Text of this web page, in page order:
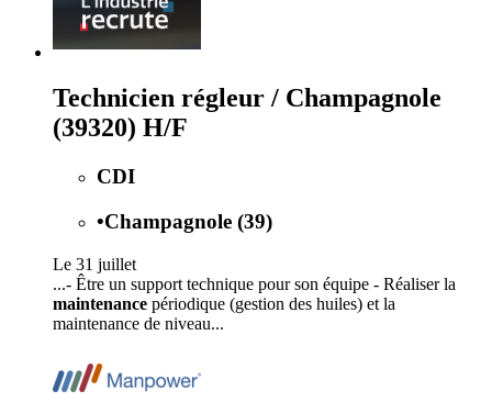
Technicien régleur / Champagnole
(39320) H/F
CDI
•Champagnole (39)
Le 31 juillet
...- Être un support technique pour son équipe - Réaliser la
maintenance périodique (gestion des huiles) et la
maintenance de niveau...